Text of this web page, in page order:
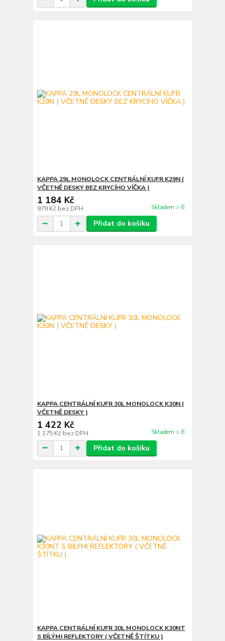
KAPPA 29L MONOLOCK CENTRÁLNÍ KUFR K29N (
VČETNĚ DESKY BEZ KRYCÍHO VÍČKA )
1 184 Kč
979 Kč bez DPH Skladem > 8
Přidat do košíku
KAPPA CENTRÁLNÍ KUFR 30L MONOLOCK K30N (
VČETNĚ DESKY )
1 422 Kč
1 175 Kč bez DPH Skladem > 8
Přidat do košíku
KAPPA CENTRÁLNÍ KUFR 30L MONOLOCK K30NT
S BÍLÝMI REFLEKTORY ( VČETNĚ ŠTÍTKU )